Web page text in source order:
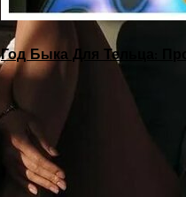
Год Быка Для Тельца: